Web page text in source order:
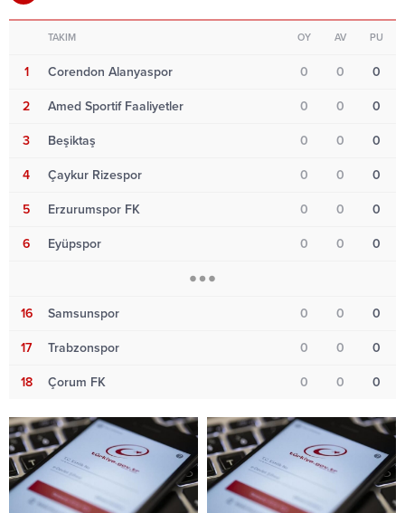
TAKIM OY AV PU
1 Corendon Alanyaspor 0 0 0
2 Amed Sportif Faaliyetler 0 0 0
3 Beşiktaş 0 0 0
4 Çaykur Rizespor 0 0 0
5 Erzurumspor FK 0 0 0
6 Eyüpspor 0 0 0
16 Samsunspor 0 0 0
17 Trabzonspor 0 0 0
18 Çorum FK 0 0 0